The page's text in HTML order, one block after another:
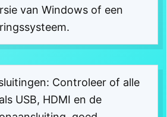
van Windows of een
Controleer of alle
USB, HDMI en de